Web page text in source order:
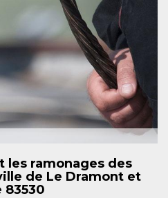
les ramonages des
de Le Dramont et
83530